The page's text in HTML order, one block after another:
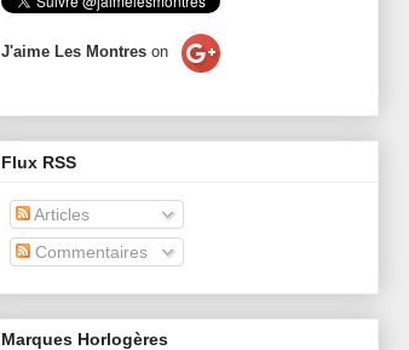
J'aime Les Montres on
Flux RSS
Articles
Commentaires
Marques Horlogères